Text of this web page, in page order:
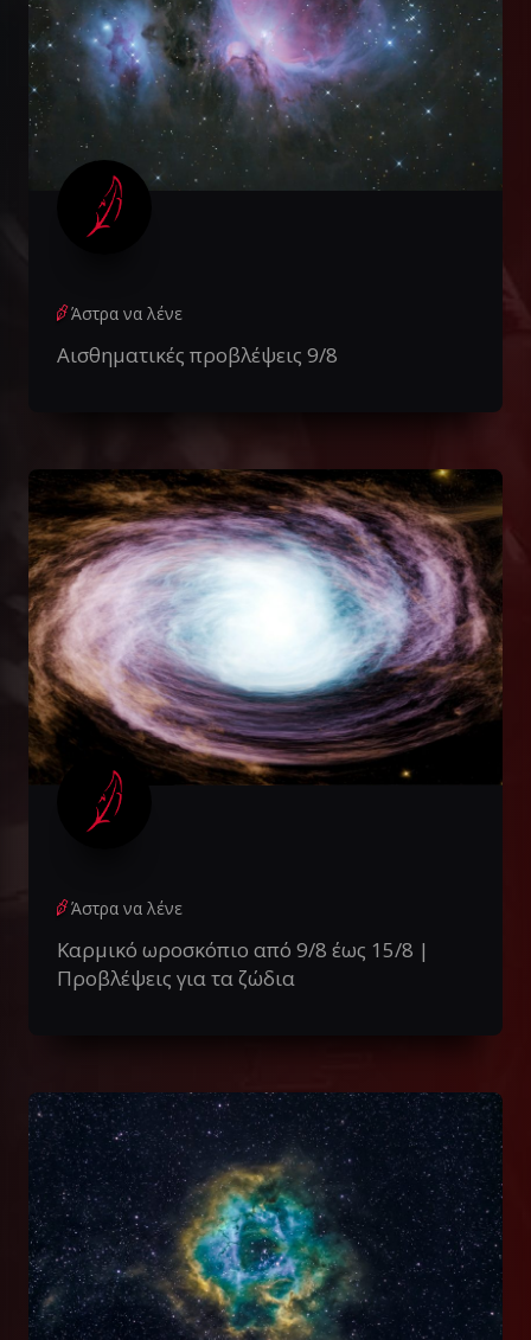
Άστρα να λένε
Αισθηματικές προβλέψεις 9/8
Άστρα να λένε
Καρμικό ωροσκόπιο από 9/8 έως 15/8 |
Προβλέψεις για τα ζώδια